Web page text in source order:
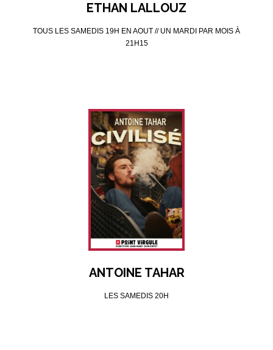
ETHAN LALLOUZ
TOUS LES SAMEDIS 19H EN AOUT // UN MARDI PAR MOIS À
21H15
ANTOINE TAHAR
LES SAMEDIS 20H